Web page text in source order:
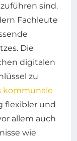
sind.
Fachleute
Die
digitalen
zu
kommunale
flexibler und
allem auch
wie